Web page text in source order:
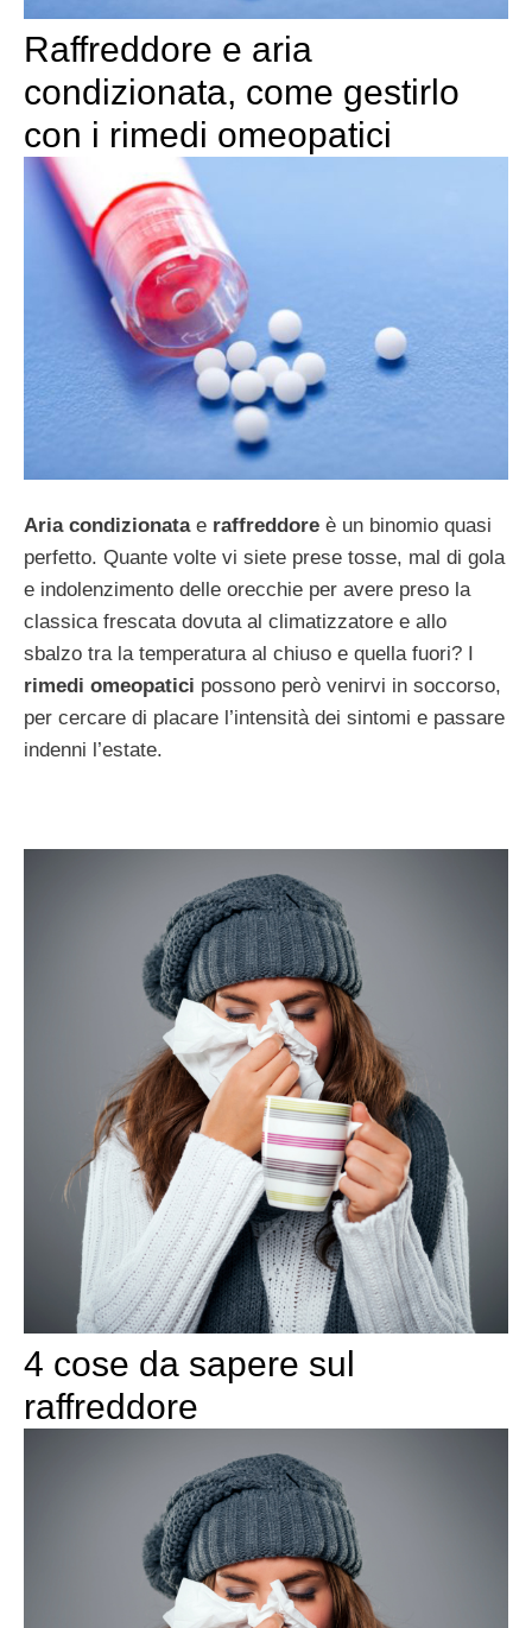
Raffreddore e aria
condizionata, come gestirlo
con i rimedi omeopatici
Aria condizionatae raffreddore è un binomio quasi
perfetto. Quante volte vi siete prese tosse, mal di gola
e indolenzimento delle orecchie per avere preso la
classica frescata dovuta al climatizzatore e allo
sbalzo tra la temperatura al chiuso e quella fuori? I
rimedi omeopatici possono però venirvi in soccorso,
per cercare di placare l’intensità dei sintomi e passare
indenni l’estate.
4 cose da sapere sul
raffreddore